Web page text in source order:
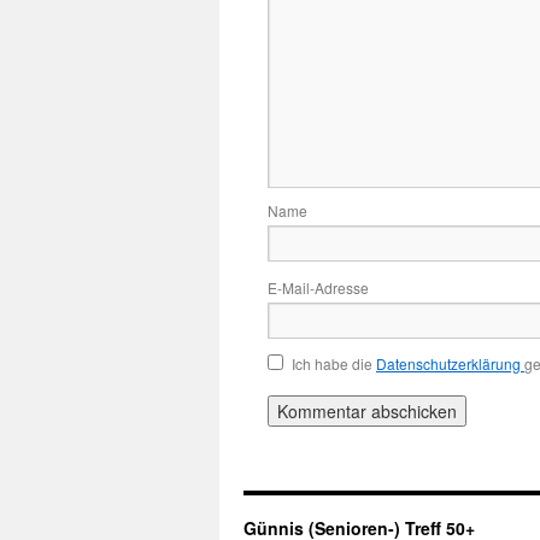
Name
E-Mail-Adresse
Ich habe die Datenschutzerklärung
Günnis (Senioren-) Treff 50+